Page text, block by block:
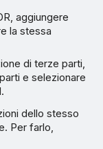
aggiungere
la stessa
di terze parti,
e selezionare
dello stesso
Per farlo,